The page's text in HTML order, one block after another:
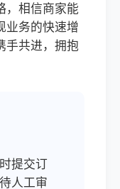
，相信商家能
业务的快速增
手共进，拥抱
提交订
人工审